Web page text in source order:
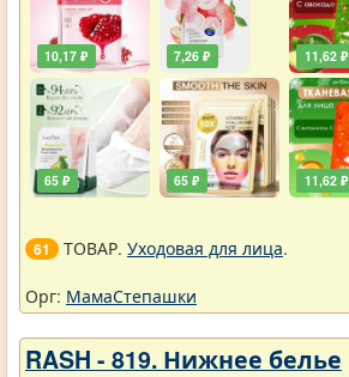
10,17 ₽
65 ₽
7,26 ₽
65 ₽
11,62 ₽
11,62 ₽
61 ТОВАР. Уходовая для лица.
Орг: МамаСтепашки
RASH - 819. Нижнее белье